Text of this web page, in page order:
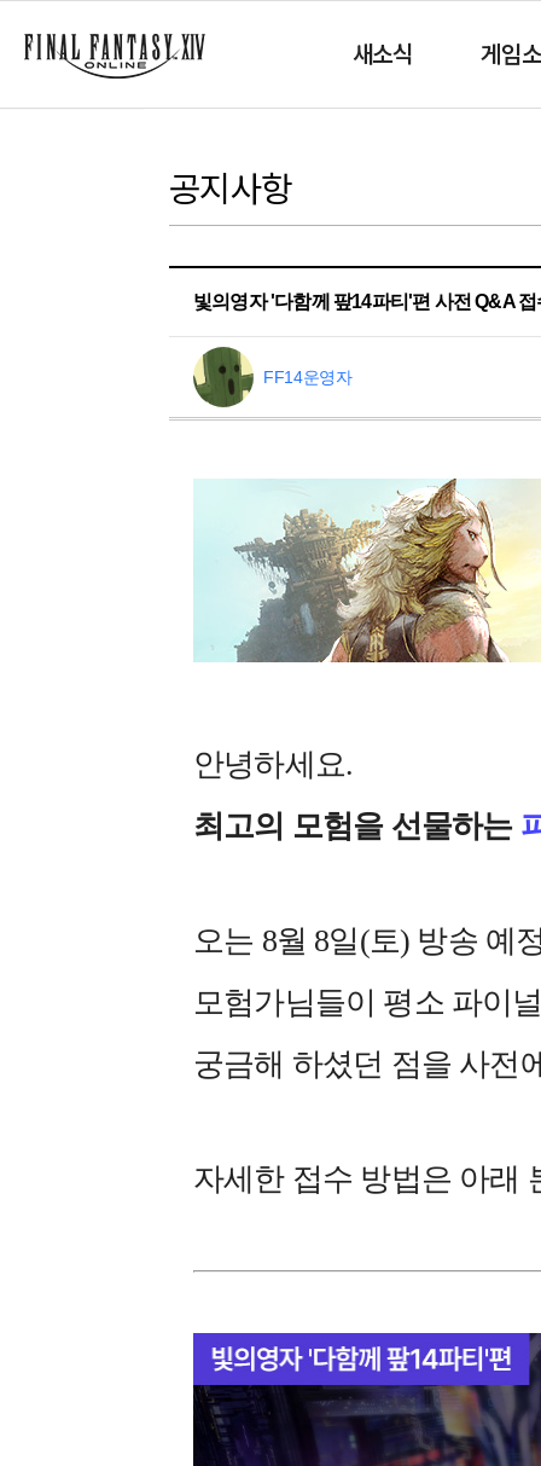
새소식 게임
공지사항
빛의영자 '다함께 팦14파티'편 사전 Q&A 접
FF14운영자
안녕하세요.
최고의 모험을 선물하는
오는 8월 8일(토) 방송 예
모험가님들이 평소 파이
궁금해 하셨던 점을 사전
자세한 접수 방법은 아래